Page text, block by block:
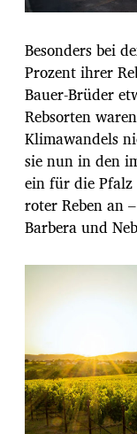
Besonders bei
Prozent ihrer
Bauer-Brüder
Rebsorten
Klimawandels
sie nun in den
ein für die Pfalz
roter Reben an
Barbera und